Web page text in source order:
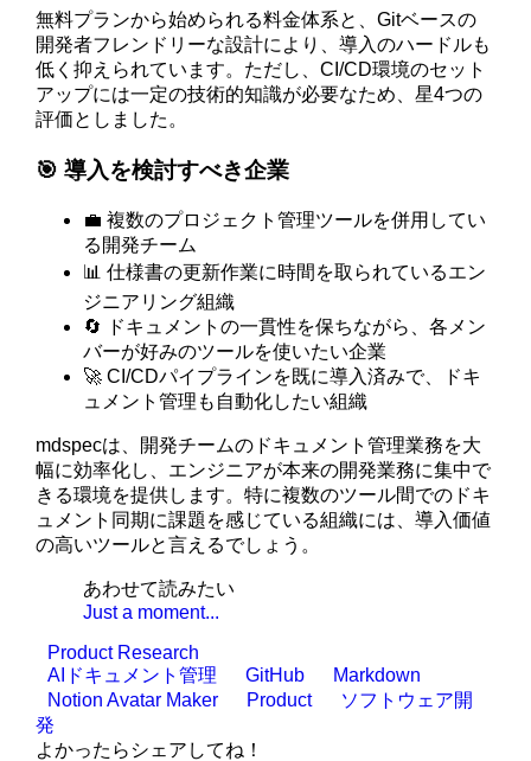
無料プランから始められる料金体系と、Gitベースの
開発者フレンドリーな設計により、導入のハードルも
低く抑えられています。ただし、CI/CD環境のセット
アップには一定の技術的知識が必要なため、星4つの
評価としました。
🎯 導入を検討すべき企業
💼 複数のプロジェクト管理ツールを併用してい
る開発チーム
📊 仕様書の更新作業に時間を取られているエン
ジニアリング組織
🔄 ドキュメントの一貫性を保ちながら、各メン
バーが好みのツールを使いたい企業
🚀 CI/CDパイプラインを既に導入済みで、ドキ
ュメント管理も自動化したい組織
mdspecは、開発チームのドキュメント管理業務を大
幅に効率化し、エンジニアが本来の開発業務に集中で
きる環境を提供します。特に複数のツール間でのドキ
ュメント同期に課題を感じている組織には、導入価値
の高いツールと言えるでしょう。
あわせて読みたい
Just a moment...
Product Research
AIドキュメント管理
GitHub
Markdown
Notion Avatar Maker
Product
ソフトウェア開
発
よかったらシェアしてね！